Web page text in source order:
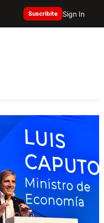
Suscribite Sign In